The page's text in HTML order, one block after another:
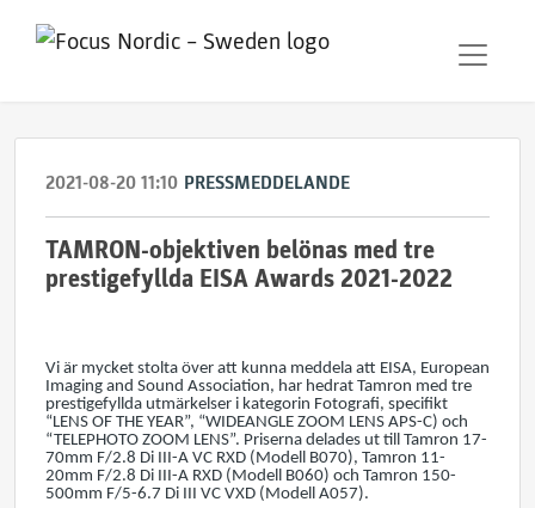
2021-08-20 11:10 PRESSMEDDELANDE
TAMRON-objektiven belönas med tre
prestigefyllda EISA Awards 2021-2022
Vi är mycket stolta över att kunna meddela att EISA, European
Imaging and Sound Association, har hedrat Tamron med tre
prestigefyllda utmärkelser i kategorin Fotografi, specifikt
“LENS OF THE YEAR”, “WIDEANGLE ZOOM LENS APS-C) och
“TELEPHOTO ZOOM LENS”. Priserna delades ut till Tamron 17-
70mm F/2.8 Di III-A VC RXD (Modell B070), Tamron 11-
20mm F/2.8 Di III-A RXD (Modell B060) och Tamron 150-
500mm F/5-6.7 Di III VC VXD (Modell A057).